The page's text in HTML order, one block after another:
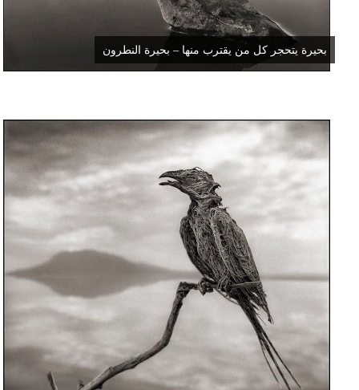
بحيرة يتحجر كل من يقترب منها – بحيرة النطرون